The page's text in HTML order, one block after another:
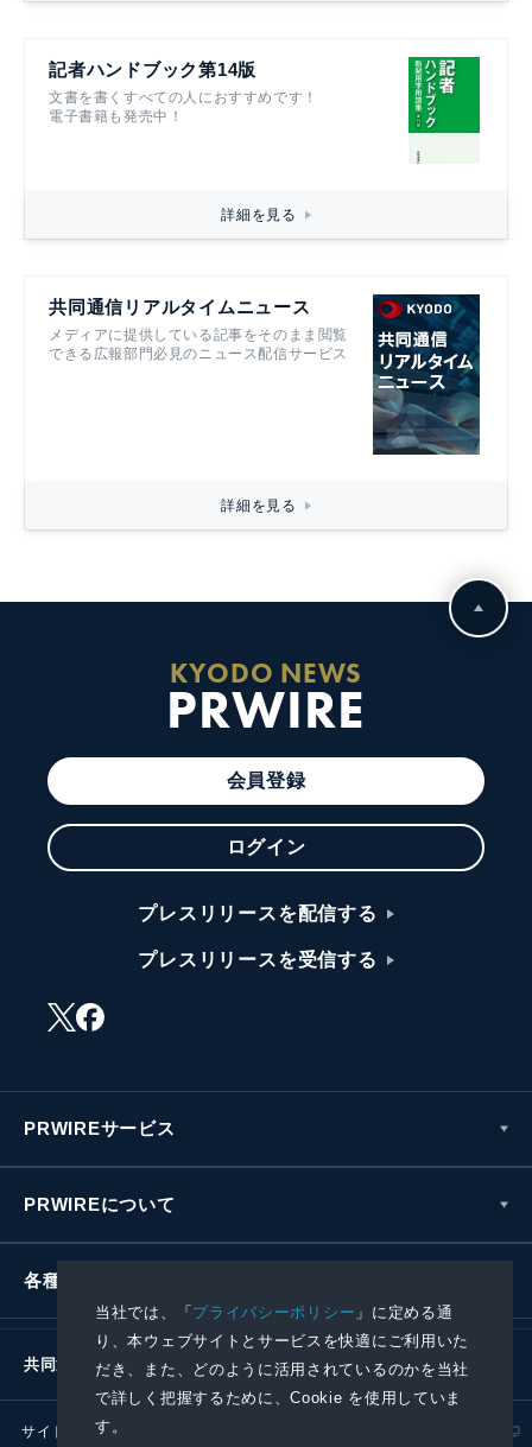
当社では、「プライバシーポリシー 」に定める通
り、本ウェブサイトとサービスを快適にご利用いた
だき、また、どのように活用されているのかを当社
で詳しく把握するために、Cookie を使用していま
す。
記者ハンドブック第14版
文書を書くすべての人におすすめです！
電子書籍も発売中！
詳細を見る
共同通信リアルタイムニュース
メディアに提供している記事をそのまま閲覧
できる広報部門必見のニュース配信サービス
詳細を見る
KYODO NEWS
PRWIRE
会員登録
ログイン
プレスリリースを配信する
プレスリリースを受信する
PRWIREサービス
PRWIREについて
各種お問い合わせ
共同通信社グループ
サイトポリシー